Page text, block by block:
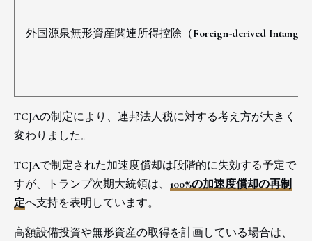
外国源泉無形資産関連所得控除（Foreign-derived
TCJAの制定により、連邦法人税に対する考え方が大きく
変わりました。
TCJAで制定された加速度償却は段階的に失効する予定で
すが、トランプ次期大統領は、 100%の加速度償却の再制
定へ支持を表明しています。
高額設備投資や無形資産の取得を計画している場合は、